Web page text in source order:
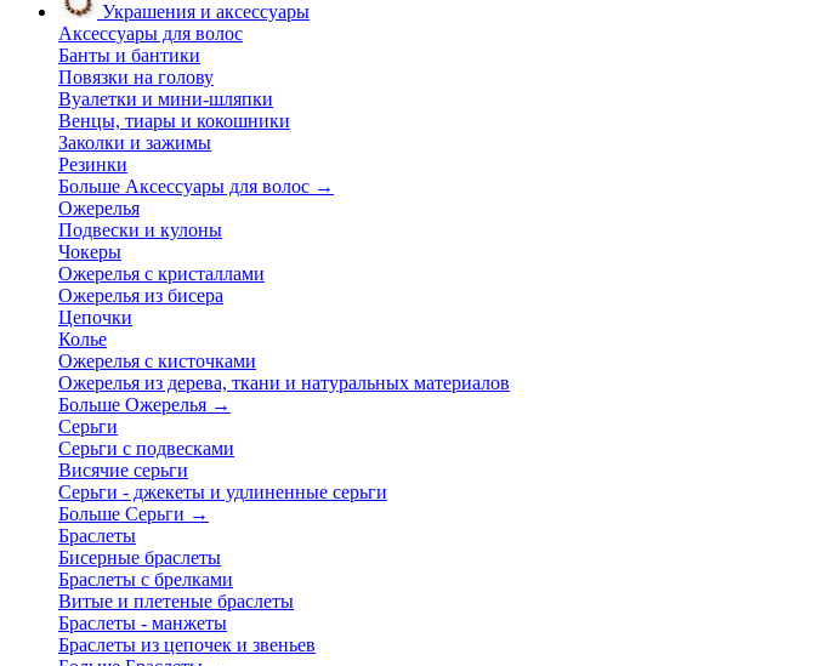
Украшения и аксессуары
Аксессуары для волос
Банты и бантики
Повязки на голову
Вуалетки и мини-шляпки
Венцы, тиары и кокошники
Заколки и зажимы
Резинки
Больше Аксессуары для волос →
Ожерелья
Подвески и кулоны
Чокеры
Ожерелья с кристаллами
Ожерелья из бисера
Цепочки
Колье
Ожерелья с кисточками
Ожерелья из дерева, ткани и натуральных материалов
Больше Ожерелья →
Серьги
Серьги с подвесками
Висячие серьги
Серьги - джекеты и удлиненные серьги
Больше Серьги →
Браслеты
Бисерные браслеты
Браслеты с брелками
Витые и плетеные браслеты
Браслеты - манжеты
Браслеты из цепочек и звеньев